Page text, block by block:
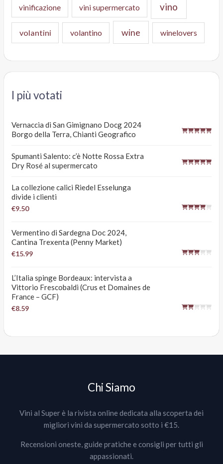
vinificazione vini supermercato vino
volantini volantino wine winelovers
I più votati
Vernaccia di San Gimignano Docg 2024
Borgo della Terra, Chianti Geografico
Spumanti Salento: c’è Notte Rossa Extra
Dry Rosé al supermercato
La collezione calici Riedel Esselunga
divide i clienti
€9.50
Vermentino di Sardegna Doc 2024,
Cantina Trexenta (Penny Market)
€15.99
L’Italia spinge Bordeaux: intervista a
Vittorio Frescobaldi (Crus et Domaines de
France – GCF)
€8.59
Chi Siamo
Vini al Super è la rivista online dedicata alla scoperta dei
migliori vini da supermercato sotto i €15.
Recensioni oneste, guide pratiche e consigli per tutti gli
appassionati.